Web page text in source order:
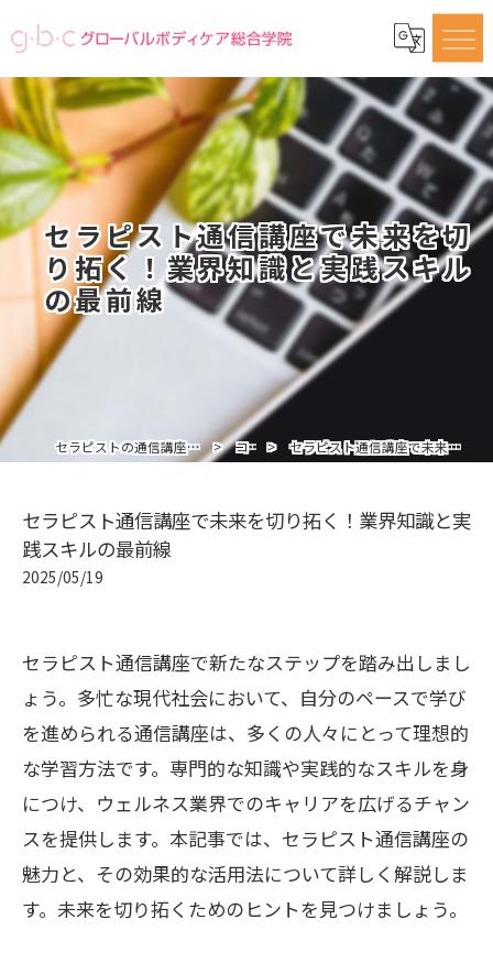
セラピスト通信講座で未来を切
り拓く！業界知識と実践スキル
の最前線
セラピストの通信講座ならグローバルボディケア総合学院 コラム セラピスト通信講座で未来を切り拓く！業界知識と実践スキルの最前線
セラピスト通信講座で未来を切り拓く！業界知識と実
践スキルの最前線
2025/05/19
セラピスト通信講座で新たなステップを踏み出しまし
ょう。多忙な現代社会において、自分のペースで学び
を進められる通信講座は、多くの人々にとって理想的
な学習方法です。専門的な知識や実践的なスキルを身
につけ、ウェルネス業界でのキャリアを広げるチャン
スを提供します。本記事では、セラピスト通信講座の
魅力と、その効果的な活用法について詳しく解説しま
す。未来を切り拓くためのヒントを見つけましょう。